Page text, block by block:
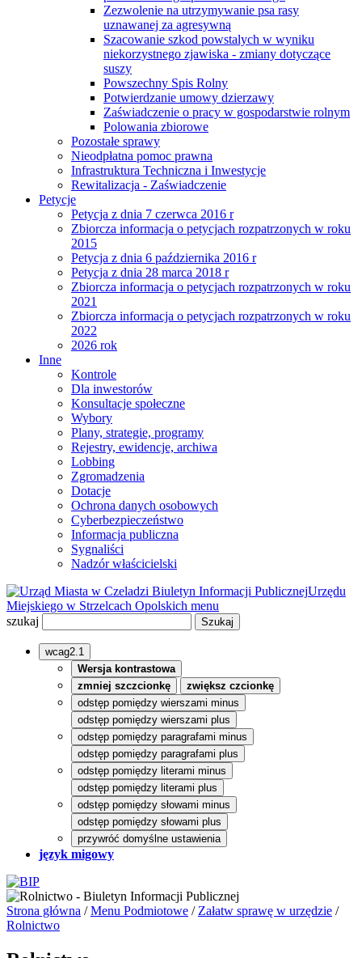
Zezwolenie na utrzymywanie psa rasy
uznawanej za agresywną
Szacowanie szkod powstalych w wyniku
niekorzystnego zjawiska - zmiany dotyczące
suszy
Powszechny Spis Rolny
Potwierdzanie umowy dzierzawy
Zaświadczenie o pracy w gospodarstwie rolnym
Polowania zbiorowe
Pozostałe sprawy
Nieodpłatna pomoc prawna
Infrastruktura Techniczna i Inwestycje
Rewitalizacja - Zaświadczenie
Petycje
Petycja z dnia 7 czerwca 2016 r
Zbiorcza informacja o petycjach rozpatrzonych w roku
2015
Petycja z dnia 6 października 2016 r
Petycja z dnia 28 marca 2018 r
Zbiorcza informacja o petycjach rozpatrzonych w roku
2021
Zbiorcza informacja o petycjach rozpatrzonych w roku
2022
2026 rok
Inne
Kontrole
Dla inwestorów
Konsultacje społeczne
Wybory
Plany, strategie, programy
Rejestry, ewidencje, archiwa
Lobbing
Zgromadzenia
Dotacje
Ochrona danych osobowych
Cyberbezpieczeństwo
Informacja publiczna
Sygnaliści
Nadzór właścicielski
Biuletyn Informacji PublicznejUrzędu
Miejskiego w Strzelcach Opolskich menu
szukaj
wcag2.1
Wersja kontrastowa
zmniej szczcionkę
zwiększ czcionkę
odstęp pomiędzy wierszami minus
odstęp pomiędzy wierszami plus
odstęp pomiędzy paragrafami minus
odstęp pomiędzy paragrafami plus
odstęp pomiędzy literami minus
odstęp pomiędzy literami plus
odstęp pomiędzy słowami minus
odstęp pomiędzy słowami plus
przywróć domyślne ustawienia
język migowy
Strona główna /Menu Podmiotowe / Załatw sprawę w urzędzie /
Rolnictwo